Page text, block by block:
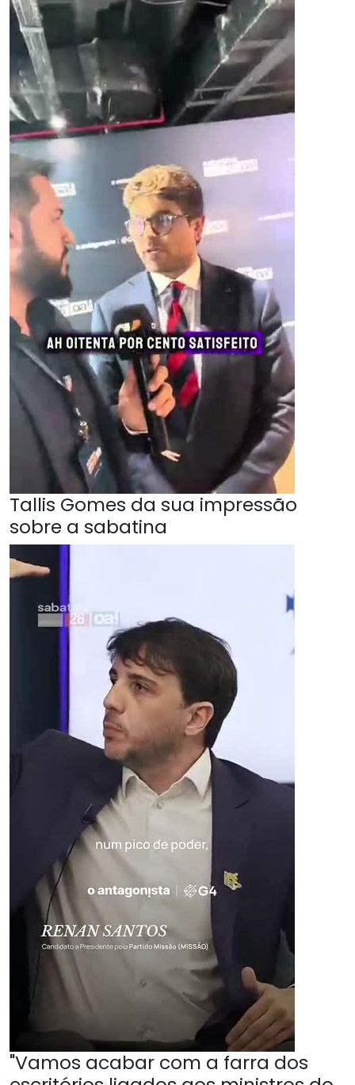
Tallis Gomes da sua impressão
sobre a sabatina
"Vamos acabar com a farra dos